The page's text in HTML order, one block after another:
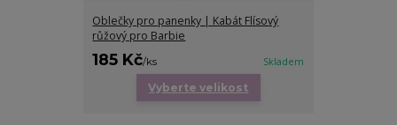
Oblečky pro panenky | Kabát Flísový
růžový pro Barbie
185 Kč/ks Skladem
Vyberte velikost